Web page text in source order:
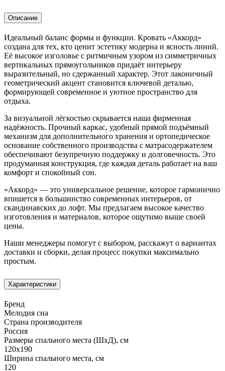
Описание
Идеальный баланс формы и функции. Кровать «Аккорд»
создана для тех, кто ценит эстетику модерна и ясность линий.
Её высокое изголовье с ритмичным узором из симметричных
вертикальных прямоугольников придаёт интерьеру
выразительный, но сдержанный характер. Этот лаконичный
геометрический акцент становится ключевой деталью,
формирующей современное и уютное пространство для
отдыха.
За визуальной лёгкостью скрывается наша фирменная
надёжность. Прочный каркас, удобный прямой подъёмный
механизм для дополнительного хранения и ортопедическое
основание собственного производства с матрасодержателем
обеспечивают безупречную поддержку и долговечность. Это
продуманная конструкция, где каждая деталь работает на ваш
комфорт и спокойный сон.
«Аккорд» — это универсальное решение, которое гармонично
впишется в большинство современных интерьеров, от
скандинавских до лофт. Мы предлагаем высокое качество
изготовления и материалов, которое ощутимо выше своей
цены.
Наши менеджеры помогут с выбором, расскажут о вариантах
доставки и сборки, делая процесс покупки максимально
простым.
Характеристики
Бренд
Мелодия сна
Страна производителя
Россия
Размеры спального места (ШхД), см
120х190
Ширина спального места, см
120